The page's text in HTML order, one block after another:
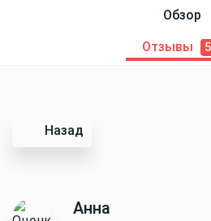
Обзор
Отзывы
Назад
Анна